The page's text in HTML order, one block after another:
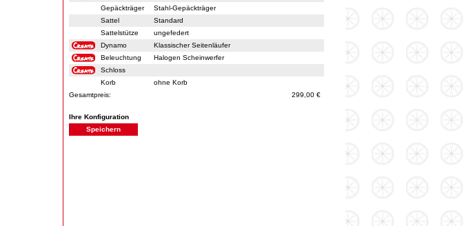
Gesamtpreis: 299,00 €
Ihre Konfiguration
Gepäckträger
Stahl-Gepäckträger
Sattel
Standard
Sattelstütze
ungefedert
Dynamo
Klassischer Seitenläufer
Beleuchtung
Halogen Scheinwerfer
Schloss
Korb
ohne Korb